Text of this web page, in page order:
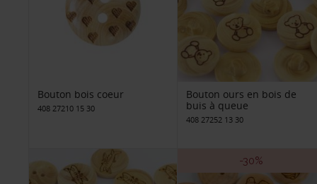
Bouton bois coeur
408 27210 15 30
Bouton ours en bois de
buis à queue
408 27252 13 30
-30%